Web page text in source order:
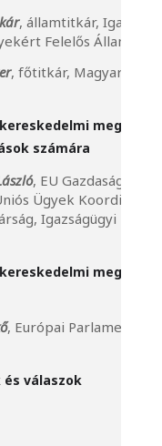
, államtitkár,
Felelős
, főtitkár, Magyar
számára
, EU Gazdaság- és
Ügyek
Igazságügyi
, Európai Parlamenti
és válaszok